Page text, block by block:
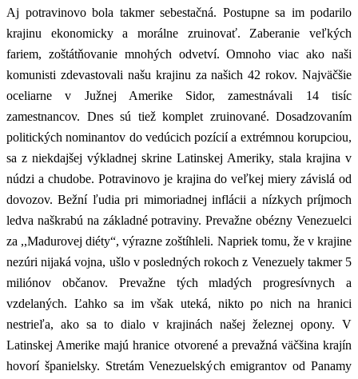
Aj potravinovo bola takmer sebestačná. Postupne sa im podarilo
krajinu ekonomicky a morálne zruinovať. Zaberanie veľkých
fariem, zoštátňovanie mnohých odvetví. Omnoho viac ako naši
komunisti zdevastovali našu krajinu za našich 42 rokov. Najväčšie
oceliarne v Južnej Amerike Sidor, zamestnávali 14 tisíc
zamestnancov. Dnes sú tiež komplet zruinované. Dosadzovaním
politických nominantov do vedúcich pozícií a extrémnou korupciou,
sa z niekdajšej výkladnej skrine Latinskej Ameriky, stala krajina v
núdzi a chudobe. Potravinovo je krajina do veľkej miery závislá od
dovozov. Bežní ľudia pri mimoriadnej inflácii a nízkych príjmoch
ledva naškrabú na základné potraviny. Prevažne obézny Venezuelci
za ,,Madurovej diéty“, výrazne zoštíhleli. Napriek tomu, že v krajine
nezúri nijaká vojna, ušlo v posledných rokoch z Venezuely takmer 5
miliónov občanov. Prevažne tých mladých progresívnych a
vzdelaných. Ľahko sa im však uteká, nikto po nich na hranici
nestrieľa, ako sa to dialo v krajinách našej železnej opony. V
Latinskej Amerike majú hranice otvorené a prevažná väčšina krajín
hovorí španielsky. Stretám Venezuelských emigrantov od Panamy